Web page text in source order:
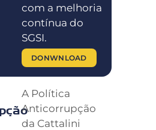
com a melhoria
contínua do
SGSI.
DONWNLOAD
A Política
Anticorrupção
da Cattalini